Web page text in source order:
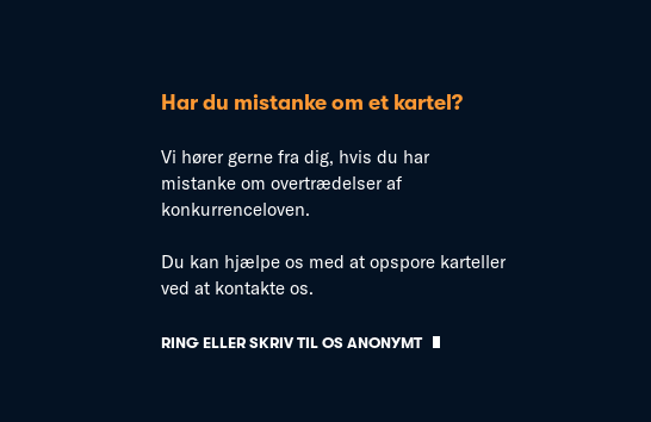
Har du mistanke om et kartel?
Vi hører gerne fra dig, hvis du har
mistanke om overtrædelser af
konkurrenceloven.
Du kan hjælpe os med at opspore karteller
ved at kontakte os.
RING ELLER SKRIV TIL OS ANONYMT